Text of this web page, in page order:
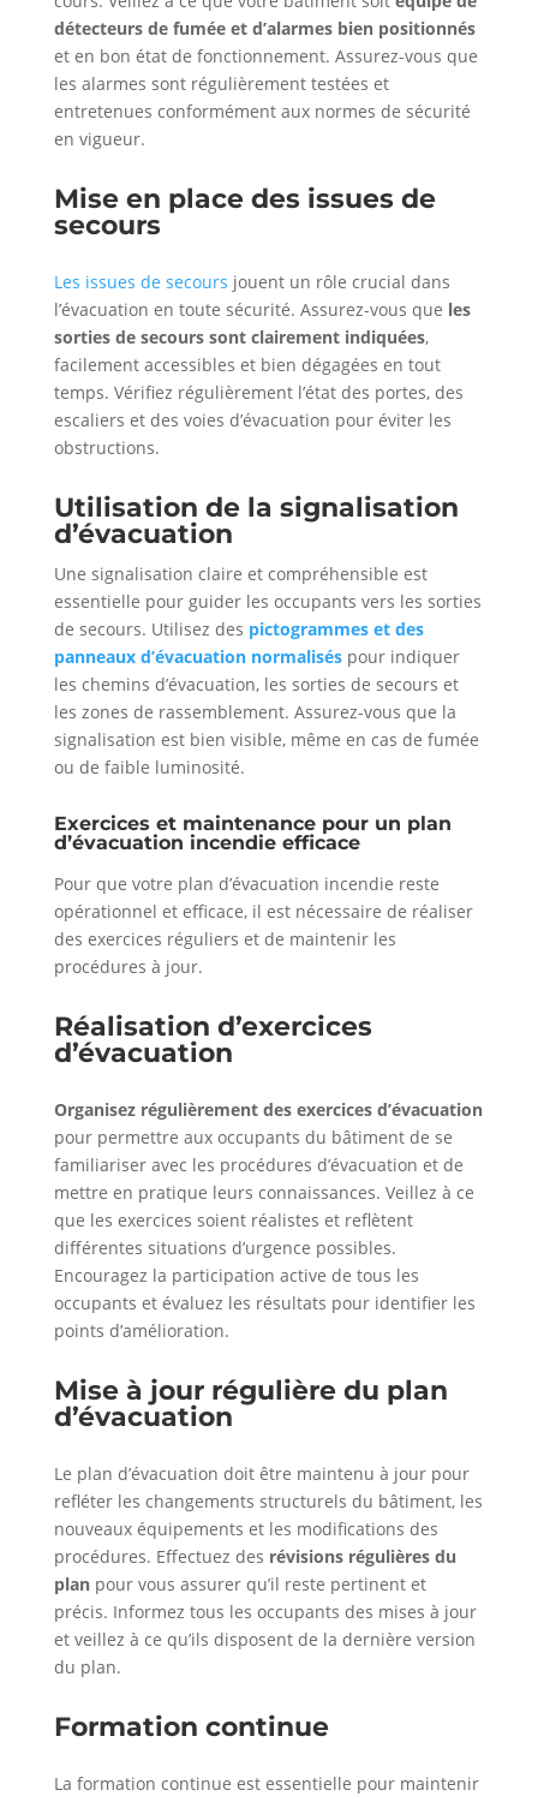
détecteurs de fumée et d’alarmes bien positionnés
et en bon état de fonctionnement. Assurez-vous que
les alarmes sont régulièrement testées et
entretenues conformément aux normes de sécurité
en vigueur.
Mise en place des issues de
secours
Les issues de secours jouent un rôle crucial dans
l’évacuation en toute sécurité. Assurez-vous que les
sorties de secours sont clairement indiquées,
facilement accessibles et bien dégagées en tout
temps. Vérifiez régulièrement l’état des portes, des
escaliers et des voies d’évacuation pour éviter les
obstructions.
Utilisation de la signalisation
d’évacuation
Une signalisation claire et compréhensible est
essentielle pour guider les occupants vers les sorties
de secours. Utilisez des pictogrammes et des
panneaux d’évacuation normaliséspour indiquer
les chemins d’évacuation, les sorties de secours et
les zones de rassemblement. Assurez-vous que la
signalisation est bien visible, même en cas de fumée
ou de faible luminosité.
Exercices et maintenance pour un plan
d’évacuation incendie efficace
Pour que votre plan d’évacuation incendie reste
opérationnel et efficace, il est nécessaire de réaliser
des exercices réguliers et de maintenir les
procédures à jour.
Réalisation d’exercices
d’évacuation
Organisez régulièrement des exercices d’évacuation
pour permettre aux occupants du bâtiment de se
familiariser avec les procédures d’évacuation et de
mettre en pratique leurs connaissances. Veillez à ce
que les exercices soient réalistes et reflètent
différentes situations d’urgence possibles.
Encouragez la participation active de tous les
occupants et évaluez les résultats pour identifier les
points d’amélioration.
Mise à jour régulière du plan
d’évacuation
Le plan d’évacuation doit être maintenu à jour pour
refléter les changements structurels du bâtiment, les
nouveaux équipements et les modifications des
procédures. Effectuez des révisions régulières du
planpour vous assurer qu’il reste pertinent et
précis. Informez tous les occupants des mises à jour
et veillez à ce qu’ils disposent de la dernière version
du plan.
Formation continue
La formation continue est essentielle pour maintenir